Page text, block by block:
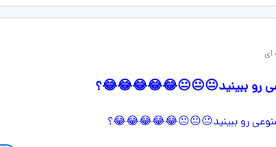
رو ببینید😐😐😐😂😂😂😂😂؟